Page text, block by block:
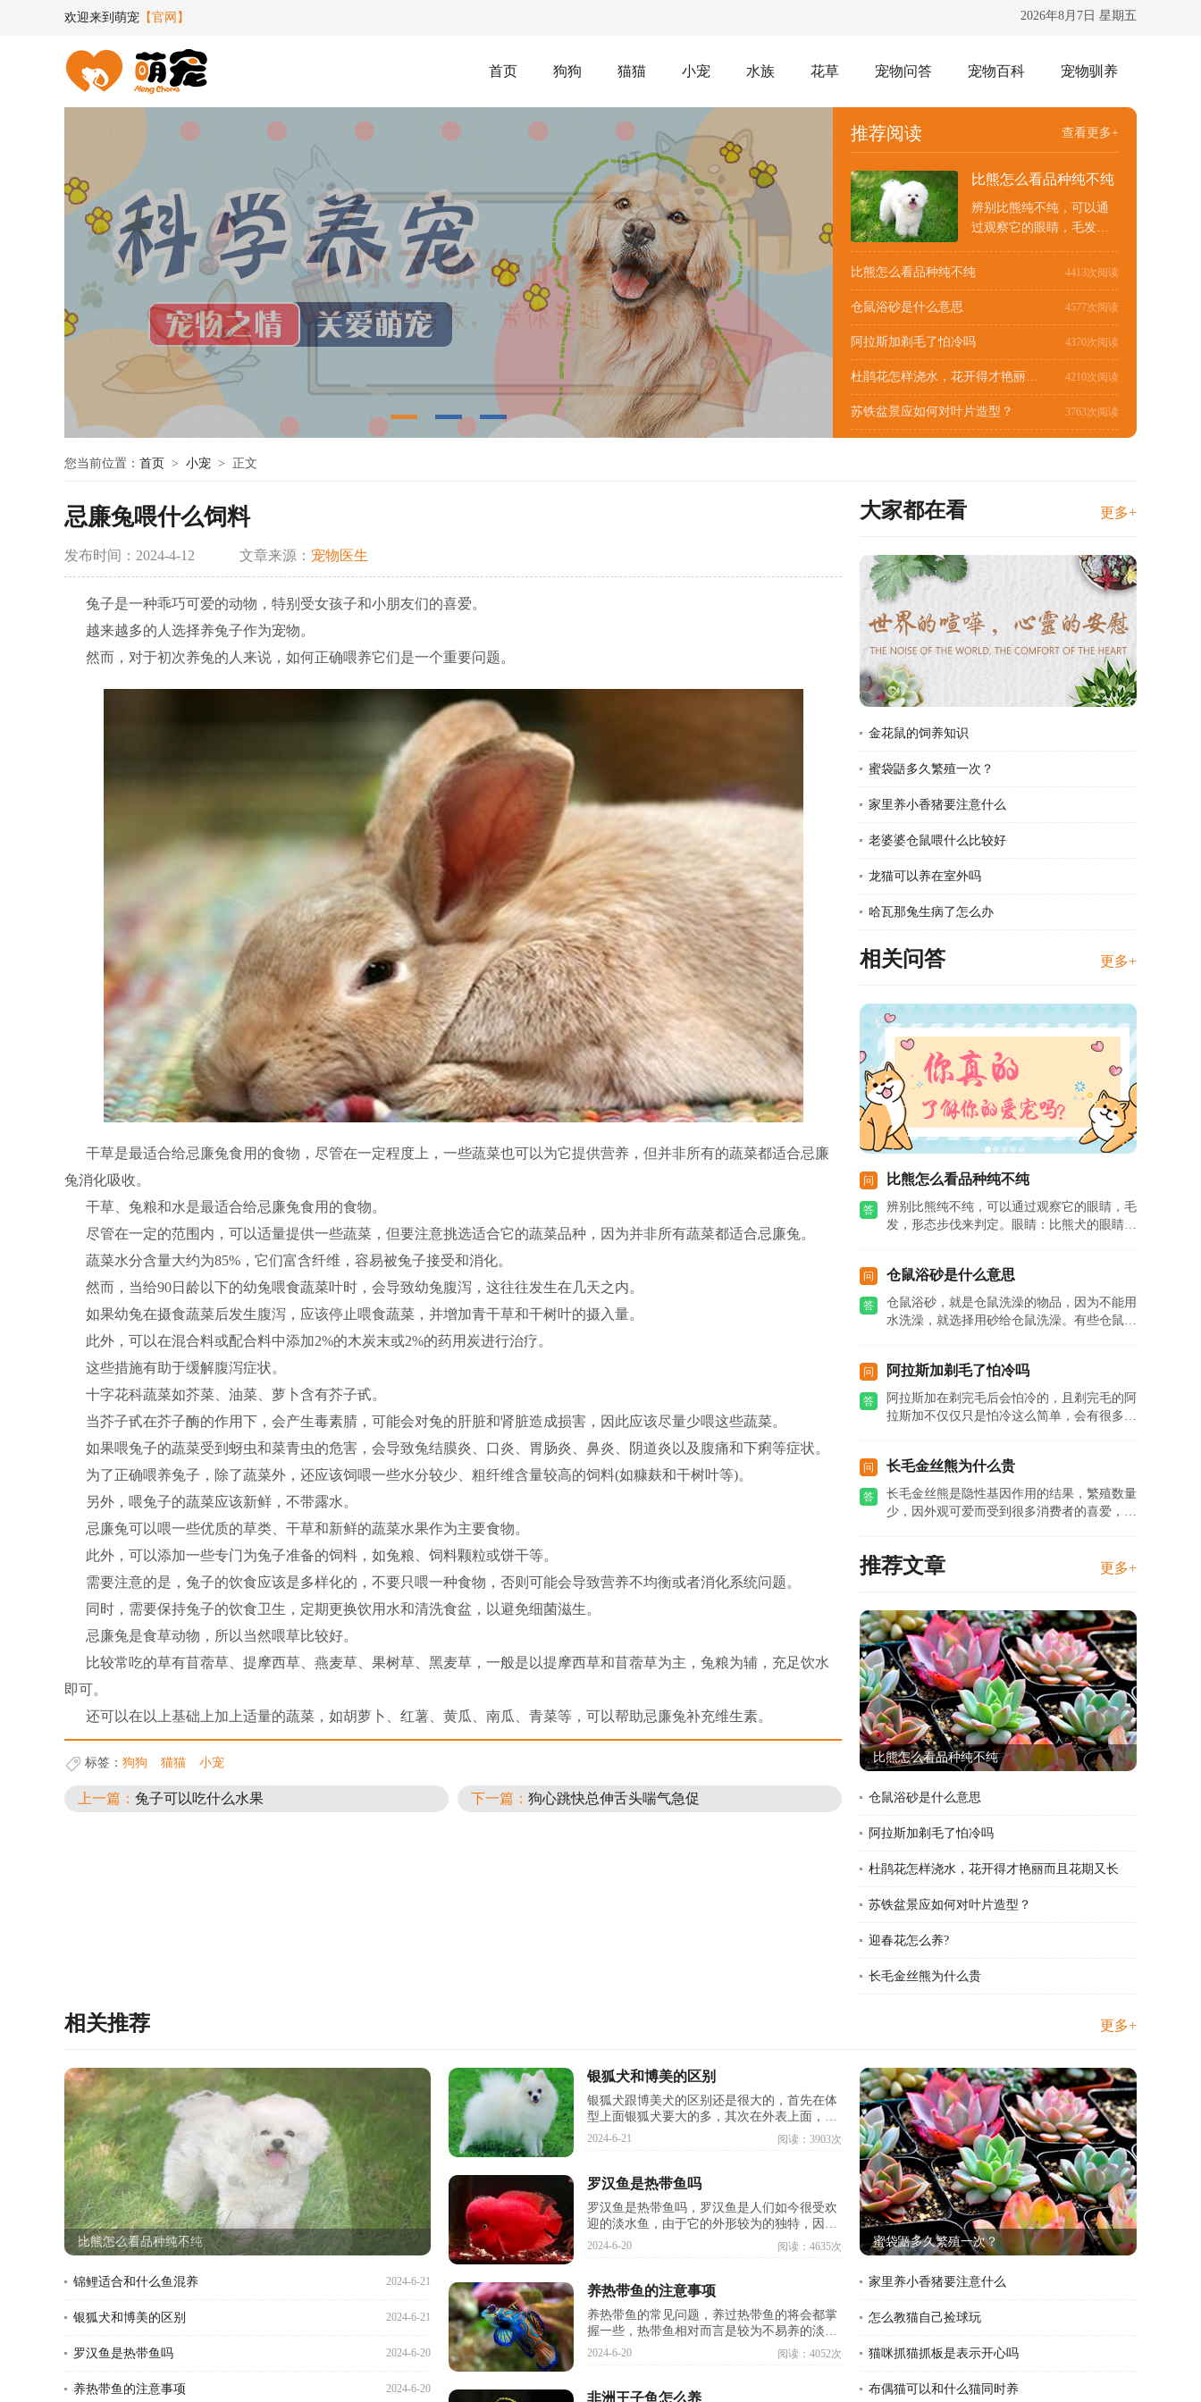
欢迎来到萌宠 【官网】 2026年8月7日 星期五
首页 狗狗 猫猫 小宠 水族 花草 宠物问答 宠物百科 宠物驯养
1
推荐阅读 查看更多+
比熊怎么看品种纯不纯
辨别比熊纯不纯，可以通
过观察它的眼睛，毛发，
比熊犬的眼睛大...4413次阅读
比熊怎么看品种纯不纯
4577次阅读
仓鼠浴砂是什么意思
4370次阅读
阿拉斯加剃毛了怕冷吗
4210次阅读
杜鹃花怎样浇水，花开得才艳丽而且花期又长
3763次阅读
苏铁盆景应如何对叶片造型？
您当前位置： 首页 > 小宠 > 正文
忌廉兔喂什么饲料
发布时间：2024-4-12 文章来源： 宠物医生
兔子是一种乖巧可爱的动物，特别受女孩子和小朋友们的喜爱。
越来越多的人选择养兔子作为宠物。
然而，对于初次养兔的人来说，如何正确喂养它们是一个重要问题。
干草是最适合给忌廉兔食用的食物，尽管在一定程度上，一些蔬菜也可以为它提供营养，但并非所有的蔬菜都适合忌廉
兔消化吸收。
干草、兔粮和水是最适合给忌廉兔食用的食物。
尽管在一定的范围内，可以适量提供一些蔬菜，但要注意挑选适合它的蔬菜品种，因为并非所有蔬菜都适合忌廉兔。
蔬菜水分含量大约为85%，它们富含纤维，容易被兔子接受和消化。
然而，当给90日龄以下的幼兔喂食蔬菜叶时，会导致幼兔腹泻，这往往发生在几天之内。
如果幼兔在摄食蔬菜后发生腹泻，应该停止喂食蔬菜，并增加青干草和干树叶的摄入量。
此外，可以在混合料或配合料中添加2%的木炭末或2%的药用炭进行治疗。
这些措施有助于缓解腹泻症状。
十字花科蔬菜如芥菜、油菜、萝卜含有芥子甙。
当芥子甙在芥子酶的作用下，会产生毒素腈，可能会对兔的肝脏和肾脏造成损害，因此应该尽量少喂这些蔬菜。
如果喂兔子的蔬菜受到蚜虫和菜青虫的危害，会导致兔结膜炎、口炎、胃肠炎、鼻炎、阴道炎以及腹痛和下痢等症状。
为了正确喂养兔子，除了蔬菜外，还应该饲喂一些水分较少、粗纤维含量较高的饲料(如糠麸和干树叶等)。
另外，喂兔子的蔬菜应该新鲜，不带露水。
忌廉兔可以喂一些优质的草类、干草和新鲜的蔬菜水果作为主要食物。
此外，可以添加一些专门为兔子准备的饲料，如兔粮、饲料颗粒或饼干等。
需要注意的是，兔子的饮食应该是多样化的，不要只喂一种食物，否则可能会导致营养不均衡或者消化系统问题。
同时，需要保持兔子的饮食卫生，定期更换饮用水和清洗食盆，以避免细菌滋生。
忌廉兔是食草动物，所以当然喂草比较好。
比较常吃的草有苜蓿草、提摩西草、燕麦草、果树草、黑麦草，一般是以提摩西草和苜蓿草为主，兔粮为辅，充足饮水
即可。
还可以在以上基础上加上适量的蔬菜，如胡萝卜、红薯、黄瓜、南瓜、青菜等，可以帮助忌廉兔补充维生素。
标签： 狗狗 猫猫 小宠
上一篇： 兔子可以吃什么水果 下一篇： 狗心跳快总伸舌头喘气急促
大家都在看 更多+
金花鼠的饲养知识
蜜袋鼯多久繁殖一次？
家里养小香猪要注意什么
老婆婆仓鼠喂什么比较好
龙猫可以养在室外吗
哈瓦那兔生病了怎么办
相关问答 更多+
问 比熊怎么看品种纯不纯
答
辨别比熊纯不纯，可以通过观察它的眼睛，毛
发，形态步伐来判定。眼睛：比熊犬的眼睛
问 仓鼠浴砂是什么意思
答
仓鼠浴砂，就是仓鼠洗澡的物品，因为不能用
水洗澡，就选择用砂给仓鼠洗澡。有些仓鼠
问 阿拉斯加剃毛了怕冷吗
答
阿拉斯加在剃完毛后会怕冷的，且剃完毛的阿
拉斯加不仅仅只是怕冷这么简单，会有很多
问 长毛金丝熊为什么贵
答
长毛金丝熊是隐性基因作用的结果，繁殖数量
少，因外观可爱而受到很多消费者的喜爱，
推荐文章 更多+
比熊怎么看品种纯不纯
仓鼠浴砂是什么意思
阿拉斯加剃毛了怕冷吗
杜鹃花怎样浇水，花开得才艳丽而且花期又长
苏铁盆景应如何对叶片造型？
迎春花怎么养?
长毛金丝熊为什么贵
相关推荐 更多+
仓鼠浴砂是什么意思
2024-6-21
锦鲤适合和什么鱼混养
2024-6-21
银狐犬和博美的区别
2024-6-20
罗汉鱼是热带鱼吗
2024-6-20
养热带鱼的注意事项
银狐犬和博美的区别
银狐犬跟博美犬的区别还是很大的，首先在体
型上面银狐犬要大的多，其次在外表上面，银
狐犬更偏向狐狸的造型
阅读：3903次
2024-6-21
罗汉鱼是热带鱼吗
罗汉鱼是热带鱼吗，罗汉鱼是人们如今很受欢
迎的淡水鱼，由于它的外形较为的独特，因此
许多人喜爱在家中养它
阅读：4635次
2024-6-20
养热带鱼的注意事项
养热带鱼的常见问题，养过热带鱼的将会都掌
握一些，热带鱼相对而言是较为不易养的淡水
鱼，因此在养热带鱼的
阅读：4052次
2024-6-20
非洲王子鱼怎么养
蜜袋鼯多久繁殖一次？
家里养小香猪要注意什么
怎么教猫自己捡球玩
猫咪抓猫抓板是表示开心吗
布偶猫可以和什么猫同时养